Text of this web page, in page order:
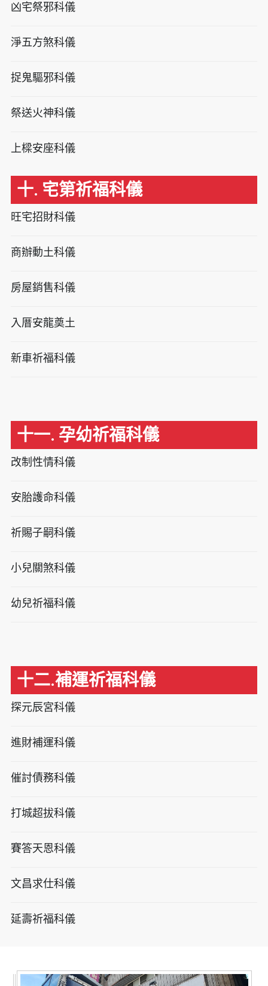
凶宅祭邪科儀
淨五方煞科儀
捉鬼驅邪科儀
祭送火神科儀
上樑安座科儀
十. 宅第祈福科儀
旺宅招財科儀
商辦動土科儀
房屋銷售科儀
入厝安龍奠土
新車祈福科儀
十一. 孕幼祈福科儀
改制性情科儀
安胎護命科儀
祈賜子嗣科儀
小兒關煞科儀
幼兒祈福科儀
十二.補運祈福科儀
探元辰宮科儀
進財補運科儀
催討債務科儀
打城超拔科儀
賽答天恩科儀
文昌求仕科儀
延壽祈福科儀